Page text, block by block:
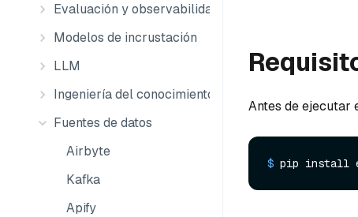
Evaluación y observabilidad
Modelos de incrustación
LLM
Ingeniería del conocimiento
Fuentes de datos
Airbyte
Kafka
Apify
Antes de ejecutar
$ pip install